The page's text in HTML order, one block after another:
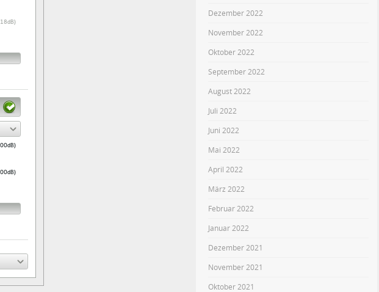
Dezember 2022
November 2022
Oktober 2022
September 2022
August 2022
Juli 2022
Juni 2022
Mai 2022
April 2022
März 2022
Februar 2022
Januar 2022
Dezember 2021
November 2021
Oktober 2021